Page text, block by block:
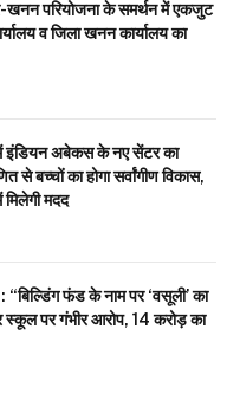
खनन परियोजना के समर्थन में एकजुट
व जिला खनन कार्यालय का
इंडियन अबेकस के नए सेंटर का
से बच्चों का होगा सर्वांगीण विकास,
मिलेगी मदद
फंड के नाम पर ‘वसूली’ का
पर गंभीर आरोप, 14 करोड़ का